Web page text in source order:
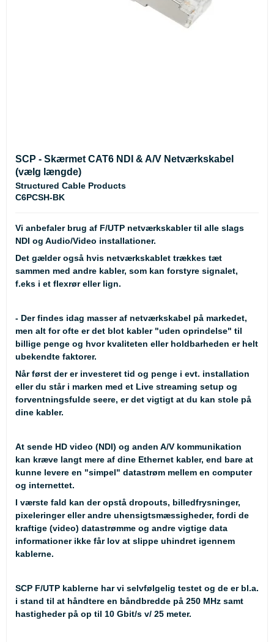
SCP - Skærmet CAT6 NDI & A/V Netværkskabel
(vælg længde)
Structured Cable Products
C6PCSH-BK
Vi anbefaler brug af F/UTP netværkskabler til alle slags
NDI og Audio/Video installationer.
Det gælder også hvis netværkskablet trækkes tæt
sammen med andre kabler, som kan forstyre signalet,
f.eks i et flexrør eller lign.
- Der findes idag masser af netværkskabel på markedet,
men alt for ofte er det blot kabler "uden oprindelse" til
billige penge og hvor kvaliteten eller holdbarheden er helt
ubekendte faktorer.
Når først der er investeret tid og penge i evt. installation
eller du står i marken med et Live streaming setup og
forventningsfulde seere, er det vigtigt at du kan stole på
dine kabler.
At sende HD video (NDI) og anden A/V kommunikation
kan kræve langt mere af dine Ethernet kabler, end bare at
kunne levere en "simpel" datastrøm mellem en computer
og internettet.
I værste fald kan der opstå dropouts, billedfrysninger,
pixeleringer eller andre uhensigtsmæssigheder, fordi de
kraftige (video) datastrømme og andre vigtige data
informationer ikke får lov at slippe uhindret igennem
kablerne.
SCP F/UTP kablerne har vi selvfølgelig testet og de er bl.a.
i stand til at håndtere en båndbredde på 250 MHz samt
hastigheder på op til 10 Gbit/s v/ 25 meter.